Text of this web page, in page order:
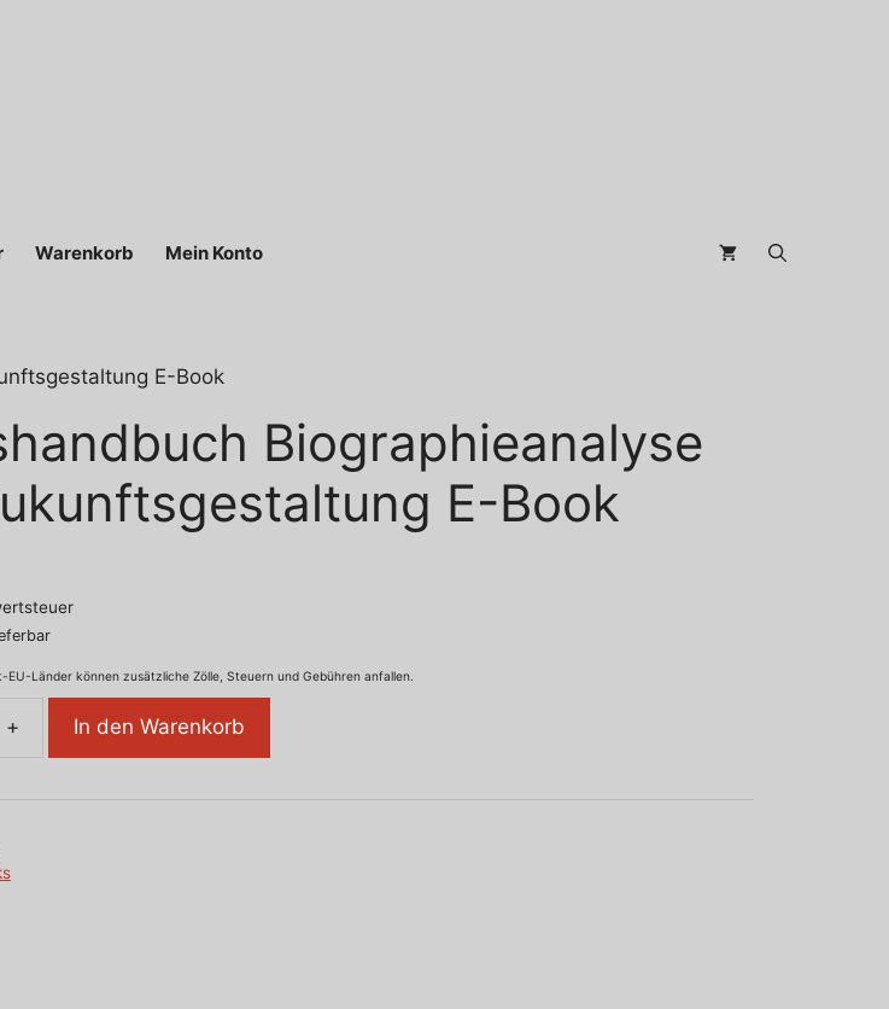
Warenkorb Mein Konto
E-Book
Biographieanalyse
E-Book
EU-Länder können zusätzliche Zölle, Steuern und Gebühren anfallen.
+ In den Warenkorb